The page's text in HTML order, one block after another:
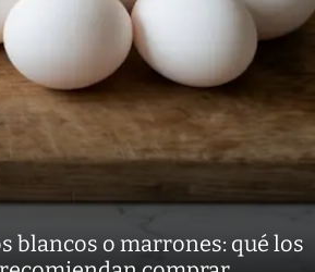
blancos o marrones: qué los